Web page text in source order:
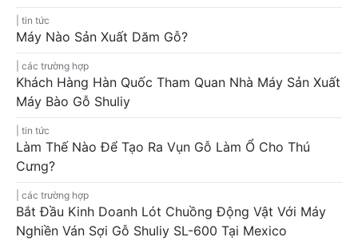
tin tức
Máy Nào Sản Xuất Dăm Gỗ?
các trường hợp
Khách Hàng Hàn Quốc Tham Quan Nhà Máy Sản Xuất
Máy Bào Gỗ Shuliy
tin tức
Làm Thế Nào Để Tạo Ra Vụn Gỗ Làm Ổ Cho Thú
Cưng?
các trường hợp
Bắt Đầu Kinh Doanh Lót Chuồng Động Vật Với Máy
Nghiền Ván Sợi Gỗ Shuliy SL-600 Tại Mexico